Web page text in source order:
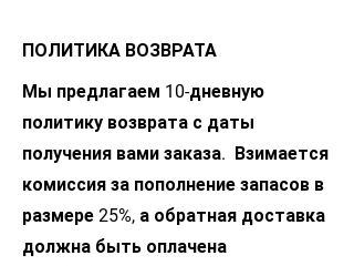
ПОЛИТИКА ВОЗВРАТА
Мы предлагаем 10-дневную
политику возврата с даты
получения вами заказа. Взимается
комиссия за пополнение запасов в
размере 25%, а обратная доставка
должна быть оплачена